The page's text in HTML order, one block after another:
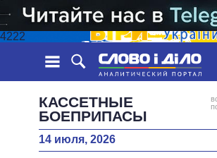
4222
НОВОСТИ
ЛЕНТА
СОБЫТИЯ
ОБЕЩАНИЯ
КАССЕТНЫЕ
БОЕПРИПАСЫ
14 июля, 2026